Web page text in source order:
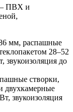
— ПВХ и
мм, распашные
28–52
звукоизоляция до
створки,
двухкамерные
звукоизоляция